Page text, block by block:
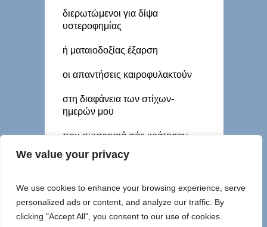
We value your privacy
We use cookies to enhance your browsing experience, serve
personalized ads or content, and analyze our traffic. By
clicking "Accept All", you consent to our use of cookies.
διερωτώμενοι για δίψα
υστεροφημίας
ή ματαιοδοξίας έξαρση
οι απαντήσεις καιροφυλακτούν
στη διαφάνεια των στίχων-
ημερών μου
που συντροφιά σάς κράτησαν
χίλιες και μια ευαίσθητες νύχτες